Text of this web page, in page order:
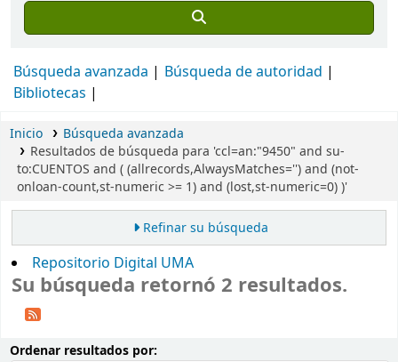
Búsqueda avanzada
Búsqueda de autoridad
Bibliotecas
Inicio
Búsqueda avanzada
Resultados de búsqueda para 'ccl=an:"9450" and su-
to:CUENTOS and ( (allrecords,AlwaysMatches='') and (not-
onloan-count,st-numeric >= 1) and (lost,st-numeric=0) )'
Refinar su búsqueda
Repositorio Digital UMA
Su búsqueda retornó 2 resultados.
Ordenar resultados por: